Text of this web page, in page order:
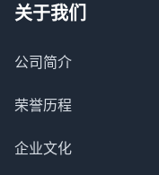
关于我们
公司简介
荣誉历程
企业文化